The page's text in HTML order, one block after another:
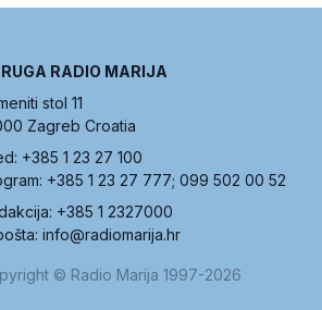
RADIO MARIJA
stol 11
Zagreb Croatia
+385 1 23 27 100
+385 1 23 27 777; 099 502 00 52
+385 1 2327000
info@radiomarija.hr
© Radio Marija 1997-2026